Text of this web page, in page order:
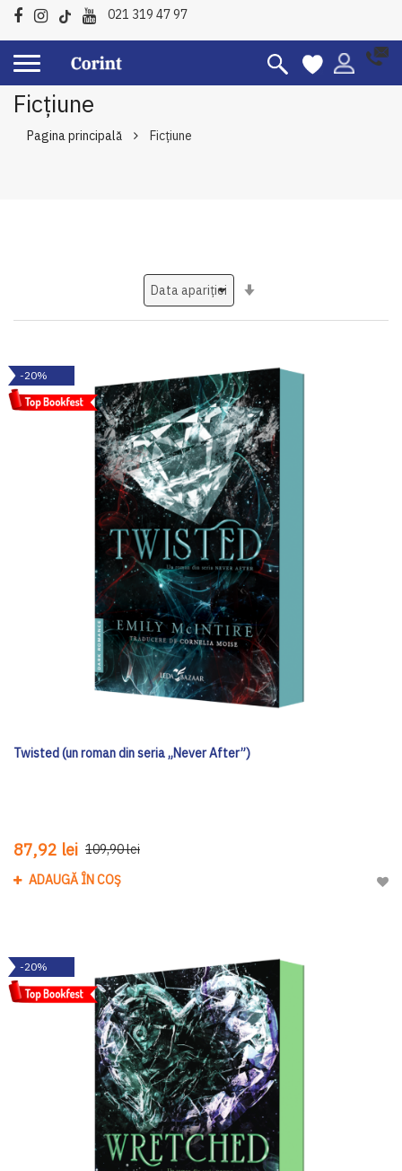
021 319 47 97
Ficțiune
Pagina principală Ficțiune
-20%
Twisted (un roman din seria „Never After”)
87,92 lei 109,90 lei
ADAUGĂ ÎN COȘ
-20%